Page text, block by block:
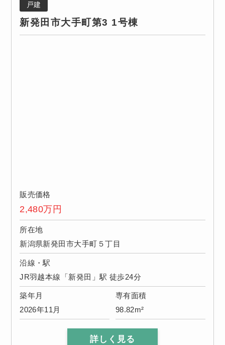
戸建
新発田市大手町第3 1号棟
販売価格
2,480万円
所在地
新潟県新発田市大手町５丁目
沿線・駅
JR羽越本線「新発田」駅 徒歩24分
築年月
2026年11月
専有面積
98.82m²
詳しく見る